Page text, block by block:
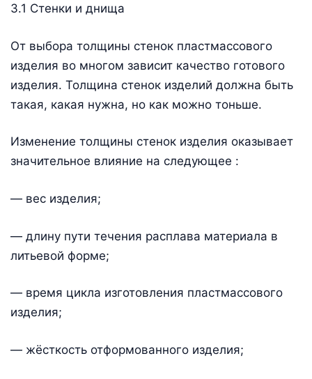
3.1 Стенки и днища
От выбора толщины стенок пластмассового
изделия во многом зависит качество готового
изделия. Толщина стенок изделий должна быть
такая, какая нужна, но как можно тоньше.
Изменение толщины стенок изделия оказывает
значительное влияние на следующее :
— вес изделия;
— длину пути течения расплава материала в
литьевой форме;
— время цикла изготовления пластмассового
изделия;
— жёсткость отформованного изделия;